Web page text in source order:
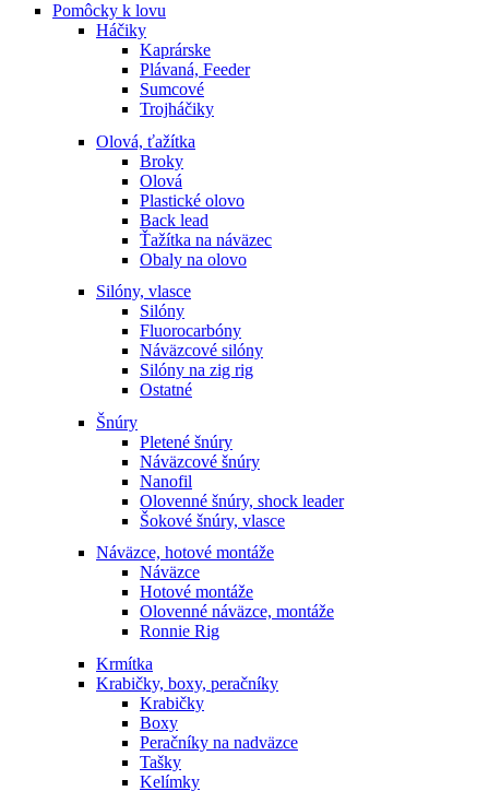
Pomôcky k lovu
Háčiky
Kaprárske
Plávaná, Feeder
Sumcové
Trojháčiky
Olová, ťažítka
Broky
Olová
Plastické olovo
Back lead
Ťažítka na náväzec
Obaly na olovo
Silóny, vlasce
Silóny
Fluorocarbóny
Náväzcové silóny
Silóny na zig rig
Ostatné
Šnúry
Pletené šnúry
Náväzcové šnúry
Nanofil
Olovenné šnúry, shock leader
Šokové šnúry, vlasce
Náväzce, hotové montáže
Náväzce
Hotové montáže
Olovenné náväzce, montáže
Ronnie Rig
Krmítka
Krabičky, boxy, peračníky
Krabičky
Boxy
Peračníky na nadväzce
Tašky
Kelímky